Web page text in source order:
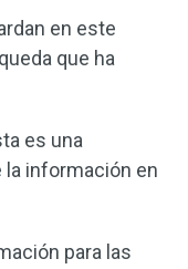
en este
que ha
es una
la información en
para las